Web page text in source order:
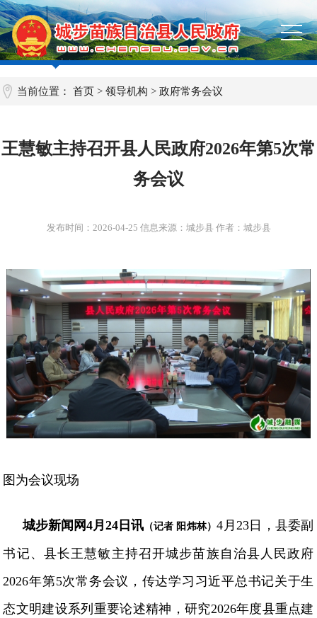
当前位置：首页 >领导机构 >政府常务会议
王慧敏主持召开县人民政府2026年第5次常
务会议
发布时间： 2026-04-25 信息来源：城步县 作者：城步县
图为会议现场
城步新闻网4月24日讯 （记者 阳炜林）4月23日，县委副
书记、县长王慧敏主持召开城步苗族自治县人民政府
2026年第5次常务会议，传达学习习近平总书记关于生
态文明建设系列重要论述精神，研究2026年度县重点建